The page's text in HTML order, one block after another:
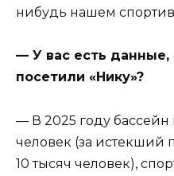
нибудь нашем
— У вас есть данные,
посетили «Нику»?
— В 2025 году бассейн
человек (за истекший
10 тысяч человек),